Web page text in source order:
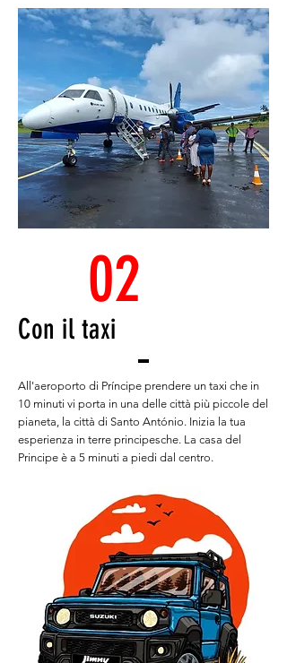
02
Con il taxi
All'aeroporto di Príncipe prendere un taxi che in
10 minuti vi porta in una delle città più piccole del
pianeta, la città di Santo António. Inizia la tua
esperienza in terre principesche. La casa del
Principe è a 5 minuti a piedi dal centro.